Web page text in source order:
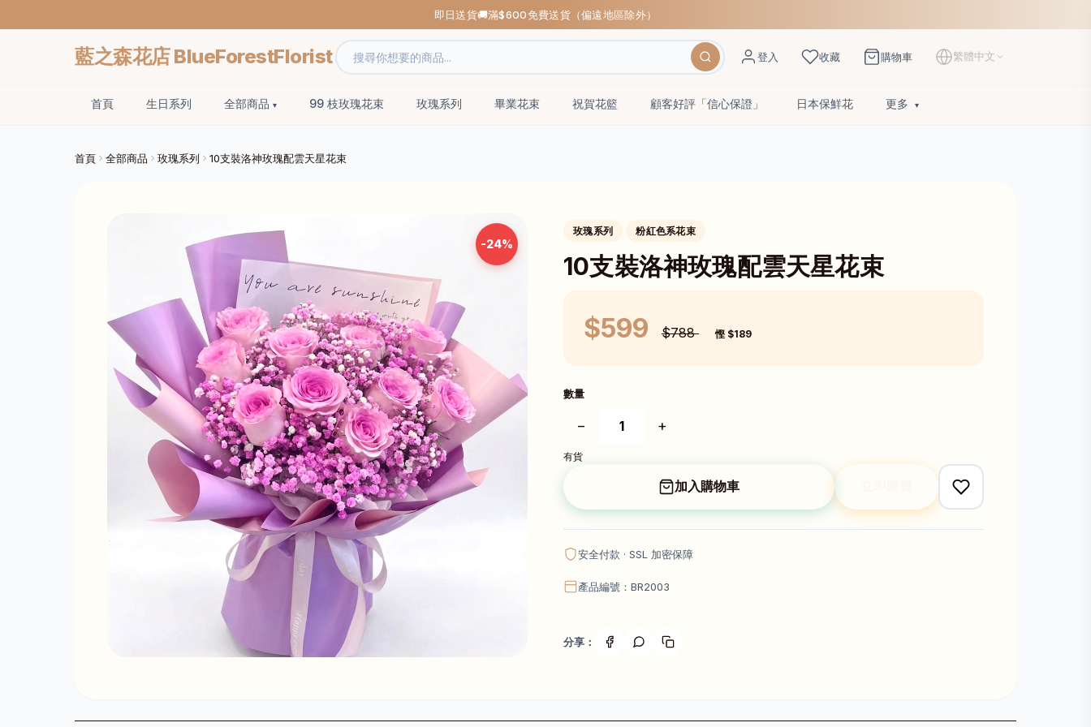
即日送貨🚚滿$600免費送貨（偏遠地區除外）
藍之森花店 BlueForestFlorist 登入 收藏 購物車 繁體中文
首頁 生日系列 全部商品 99 枝玫瑰花束 玫瑰系列 畢業花束 祝賀花籃 顧客好評「信心保證」 日本保鮮花 更多
首頁 全部商品 玫瑰系列 10支裝洛神玫瑰配雲天星花束
-24%
玫瑰系列 粉紅色系花束
10支裝洛神玫瑰配雲天星花束
$599 $788 慳 $189
數量
− +
有貨
加入購物車
安全付款 · SSL 加密保障
產品編號：BR2003
分享：